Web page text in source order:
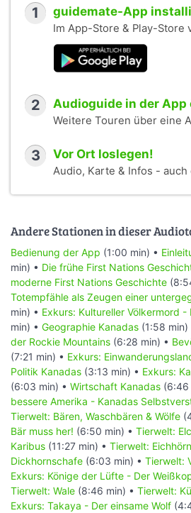
1 guidemate-App
Im App-Store & Play-Store
2 Audioguide in der App
Weitere Touren über eine
3 Vor Ort loslegen!
Audio, Karte & Infos - auch
Andere Stationen in dieser
Bedienung der App (1:00 min) •
min) • Die frühe First Nations
moderne First Nations Geschichte
Totempfähle als Zeugen einer
min) • Exkurs: Kultureller Völkermord -
min) • Geographie Kanadas (1:58 min)
der Rockie Mountains (6:28 min) •
(7:21 min) • Exkurs:
Politik Kanadas (3:13 min) • Exkurs:
(6:03 min) • Wirtschaft Kanadas (6:46
bessere Amerika - Kanadas
Tierwelt: Bären, Waschbären & Wölfe
Bär muss her! (6:50 min) • Tierwelt:
Karibus (11:27 min) • Tierwelt:
Dickhornschafe (6:03 min) • Tierwelt:
Exkurs: Könige der Lüfte - Der
Tierwelt: Wale (8:46 min) • Tierwelt:
Exkurs: Takaya - Der einsame Wolf